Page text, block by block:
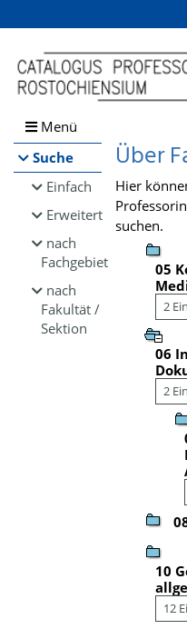
Browsen
direkt zum Inhalt
Menü
Suche
Einfach
Erweitert
nach
Fachgebiet
nach
Fakultät /
Sektion
Über
Hier
suchen.
05
2
06
2
10
12